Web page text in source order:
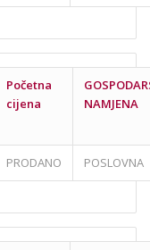
Početna
cijena
NAMJENA
PRODANO POSLOVNA